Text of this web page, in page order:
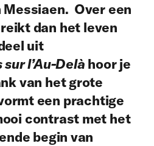
Over een
dan het leven
uit
l’Au-Delà hoor je
van het grote
een prachtige
contrast met het
begin van